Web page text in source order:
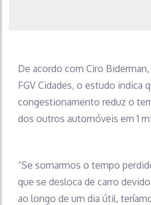
De acordo com Ciro
FGV Cidades, o estudo indica
congestionamento reduz o
dos outros automóveis em 1
“Se somarmos o tempo
que se desloca de carro
ao longo de um dia útil,